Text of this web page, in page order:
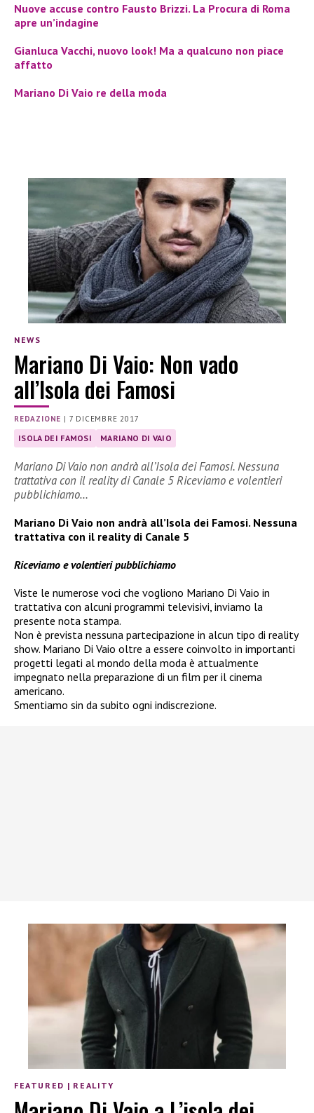
Nuove accuse contro Fausto Brizzi. La Procura di Roma
apre un’indagine
Gianluca Vacchi, nuovo look! Ma a qualcuno non piace
affatto
Mariano Di Vaio re della moda
NEWS
Mariano Di Vaio: Non vado
all’Isola dei Famosi
REDAZIONE | 7 DICEMBRE 2017
ISOLA DEI FAMOSI MARIANO DI VAIO
Mariano Di Vaio non andrà all’Isola dei Famosi. Nessuna
trattativa con il reality di Canale 5 Riceviamo e volentieri
pubblichiamo…
Mariano Di Vaio non andrà all’Isola dei Famosi. Nessuna
trattativa con il reality di Canale 5
Riceviamo e volentieri pubblichiamo
Viste le numerose voci che vogliono Mariano Di Vaio in
trattativa con alcuni programmi televisivi, inviamo la
presente nota stampa.
Non è prevista nessuna partecipazione in alcun tipo di reality
show. Mariano Di Vaio oltre a essere coinvolto in importanti
progetti legati al mondo della moda è attualmente
impegnato nella preparazione di un film per il cinema
americano.
Smentiamo sin da subito ogni indiscrezione.
FEATURED | REALITY